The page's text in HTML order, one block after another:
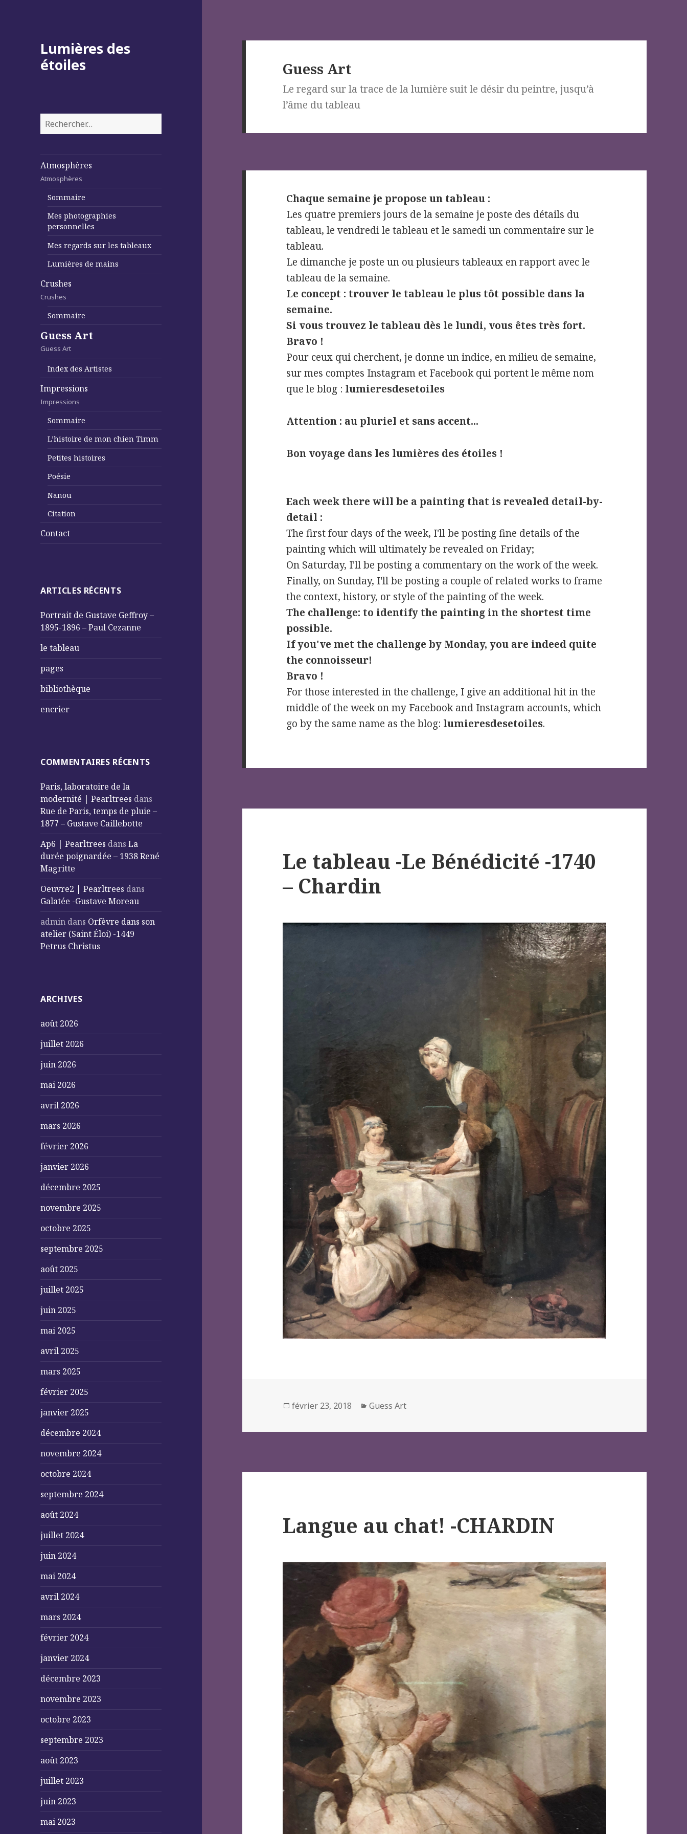
Lumières des
étoiles
Rechercher :
Atmosphères
Atmosphères
Sommaire
Mes photographies
personnelles
Mes regards sur les tableaux
Lumières de mains
Crushes
Crushes
Sommaire
Guess Art
Guess Art
Index des Artistes
Impressions
Impressions
Sommaire
L’histoire de mon chien Timm
Petites histoires
Poésie
Nanou
Citation
Contact
ARTICLES RÉCENTS
Portrait de Gustave Geffroy –
1895-1896 – Paul Cezanne
le tableau
pages
bibliothèque
encrier
COMMENTAIRES RÉCENTS
Paris, laboratoire de la
modernité | Pearltrees dans
Rue de Paris, temps de pluie –
1877 – Gustave Caillebotte
Ap6 | Pearltrees dansLa
durée poignardée – 1938 René
Magritte
Oeuvre2 | Pearltrees dans
Galatée -Gustave Moreau
admin dans Orfèvre dans son
atelier (Saint Éloi) -1449
Petrus Christus
ARCHIVES
août 2026
juillet 2026
juin 2026
mai 2026
avril 2026
mars 2026
février 2026
janvier 2026
décembre 2025
novembre 2025
octobre 2025
septembre 2025
août 2025
juillet 2025
juin 2025
mai 2025
avril 2025
mars 2025
février 2025
janvier 2025
décembre 2024
novembre 2024
octobre 2024
septembre 2024
août 2024
juillet 2024
juin 2024
mai 2024
avril 2024
mars 2024
février 2024
janvier 2024
décembre 2023
novembre 2023
octobre 2023
septembre 2023
août 2023
juillet 2023
juin 2023
mai 2023
Guess Art
Le regard sur la trace de la lumière suit le désir du peintre, jusqu’à
l’âme du tableau
Chaque semaine je propose un tableau :
Les quatre premiers jours de la semaine je poste des détails du
tableau, le vendredi le tableau et le samedi un commentaire sur le
tableau.
Le dimanche je poste un ou plusieurs tableaux en rapport avec le
tableau de la semaine.
Le concept : trouver le tableau le plus tôt possible dans la
semaine.
Si vous trouvez le tableau dès le lundi, vous êtes très fort.
Bravo !
Pour ceux qui cherchent, je donne un indice, en milieu de semaine,
sur mes comptes Instagram et Facebook qui portent le même nom
que le blog : lumieresdesetoiles
Attention : au pluriel et sans accent...
Bon voyage dans les lumières des étoiles !
Each week there will be a painting that is revealed detail-by-
detail :
The first four days of the week, I'll be posting fine details of the
painting which will ultimately be revealed on Friday;
On Saturday, I'll be posting a commentary on the work of the week.
Finally, on Sunday, I'll be posting a couple of related works to frame
the context, history, or style of the painting of the week.
The challenge: to identify the painting in the shortest time
possible.
If you've met the challenge by Monday, you are indeed quite
the connoisseur!
Bravo !
For those interested in the challenge, I give an additional hit in the
middle of the week on my Facebook and Instagram accounts, which
go by the same name as the blog: lumieresdesetoiles.
Le tableau -Le Bénédicité -1740
– Chardin
Posted
février 23, 2018 Categories
Guess Art
Langue au chat! -CHARDIN